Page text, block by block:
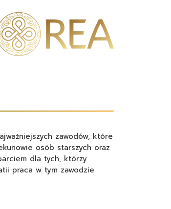
zawodów, które
osób starszych oraz
dla tych, którzy
praca w tym zawodzie